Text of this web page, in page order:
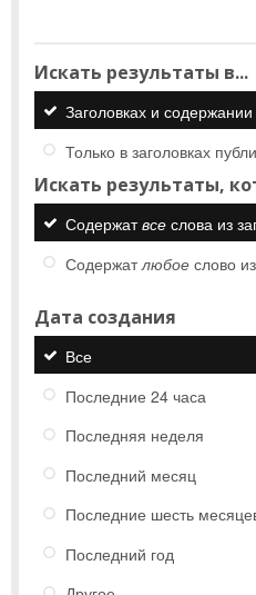
Искать результаты в...
Заголовках и
Только в заголовках
Искать результаты,
Содержатвсе слова из
Содержатлюбое слово
Дата создания
Все
Последние 24 часа
Последняя неделя
Последний месяц
Последние шесть
Последний год